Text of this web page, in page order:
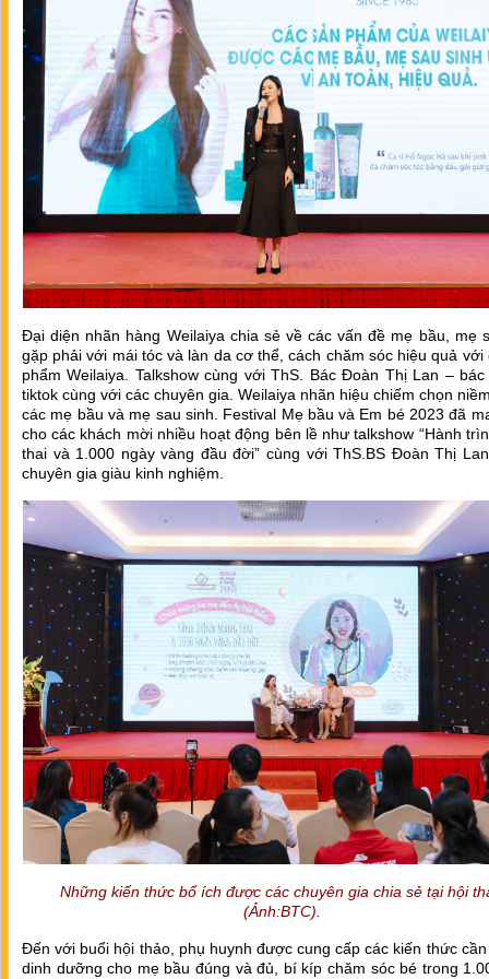
Đại diện nhãn hàng Weilaiya chia sẻ về các vấn đề mẹ bầu, mẹ
gặp phải với mái tóc và làn da cơ thể, cách chăm sóc hiệu quả với
phẩm Weilaiya. Talkshow cùng với ThS. Bác Đoàn Thị Lan –
tiktok cùng với các chuyên gia. Weilaiya nhãn hiệu chiếm chọn
các mẹ bầu và mẹ sau sinh. Festival Mẹ bầu và Em bé 2023 đã
cho các khách mời nhiều hoạt động bên lề như talkshow “Hành
thai và 1.000 ngày vàng đầu đời” cùng với ThS.BS Đoàn Thị
chuyên gia giàu kinh nghiệm.
Những kiến thức bổ ích được các chuyên gia chia sẻ tại hội
(Ảnh:BTC).
Đến với buổi hội thảo, phụ huynh được cung cấp các kiến thức
dinh dưỡng cho mẹ bầu đúng và đủ, bí kíp chăm sóc bé trong